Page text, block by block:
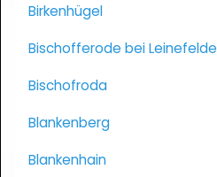
Birkenhügel
Bischofferode bei Leinefelde
Bischofroda
Blankenberg
Blankenhain